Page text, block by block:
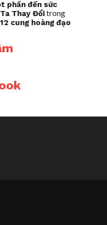
phần đến sức
Thay Đổitrong
cung hoàng đạo